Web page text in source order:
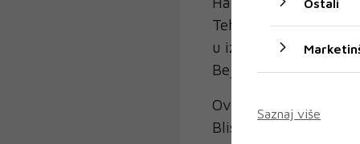
Teheran pripisuju
u izraelskom napadu
Bejruta.
Ova dva napada
Bliskom istoku,
Saznaj više